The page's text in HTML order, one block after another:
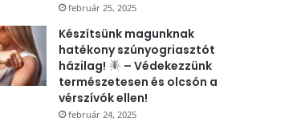
február 25, 2025
Készítsünk magunknak
hatékony szúnyogriasztót
házilag!
– Védekezzünk
természetesen és olcsón a
vérszívók ellen!
február 24, 2025